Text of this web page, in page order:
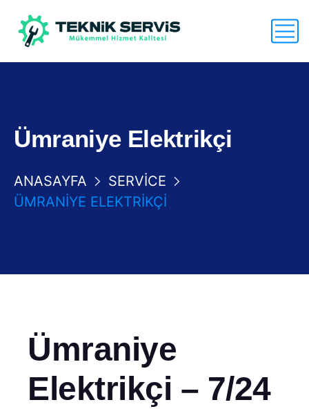
Ümraniye Elektrikçi
ANASAYFA
SERVICE
ÜMRANIYE ELEKTRIKÇI
Ümraniye
Elektrikçi – 7/24